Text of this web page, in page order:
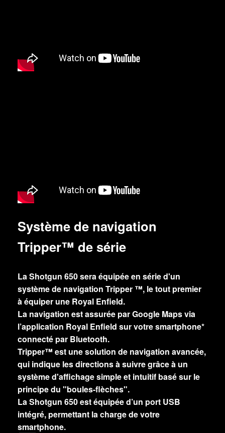
Système de navigation
Tripper™ de série
La Shotgun 650 sera équipée en série d'un
système de navigation Tripper ™, le tout premier
à équiper une Royal Enfield.
La navigation est assurée par Google Maps via
l’application Royal Enfield sur votre smartphone*
connecté par Bluetooth.
Tripper™ est une solution de navigation avancée,
qui indique les directions à suivre grâce à un
système d'affichage simple et intuitif basé sur le
principe du "boules-flèches".
La Shotgun 650 est équipée d’un port USB
intégré, permettant la charge de votre
smartphone.